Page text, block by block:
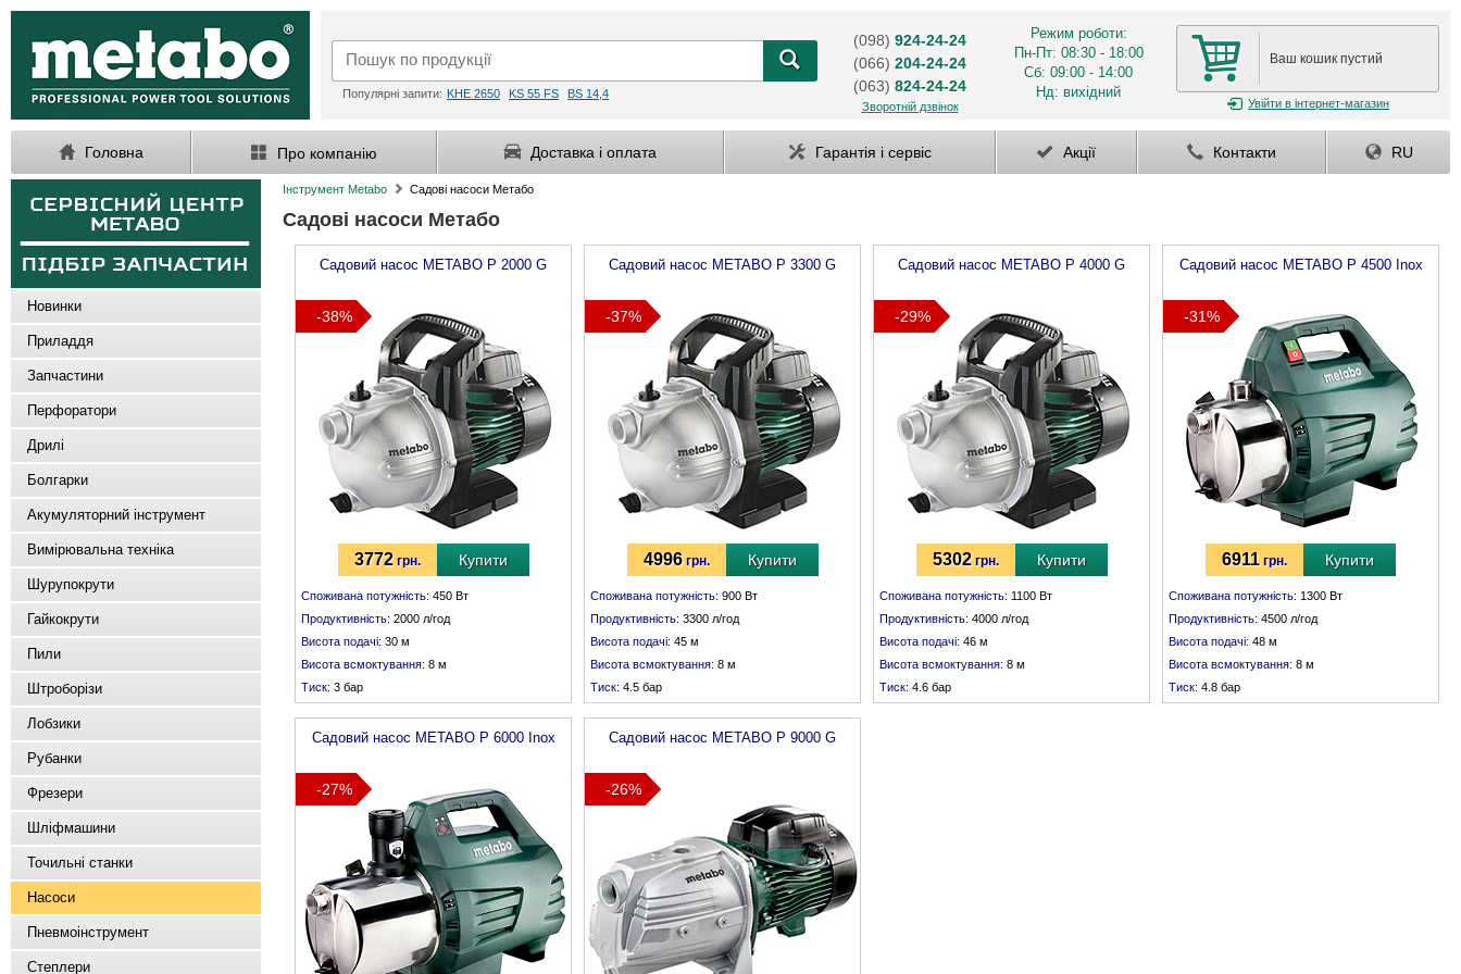
Популярні запити: KHE 2650 KS 55 FS BS 14,4
(098) 924-24-24
(066) 204-24-24
(063) 824-24-24
Зворотній дзвінок
Режим роботи:
Пн-Пт: 08:30 - 18:00
Сб: 09:00 - 14:00
Нд: вихідний
Ваш кошик пустий
Увійти в інтернет-магазин
Головна Про компанію Доставка і оплата Гарантія і сервіс Акції Контакти RU
Новинки
Приладдя
Запчастини
Перфоратори
Дрилі
Болгарки
Акумуляторний інструмент
Вимірювальна техніка
Шурупокрути
Гайкокрути
Пили
Штроборізи
Лобзики
Рубанки
Фрезери
Шліфмашини
Точильні станки
Насоси
Пневмоінструмент
Степлери
Інструмент Metabo Садові насоси Метабо
Садові насоси Метабо
Садовий насос METABO P 2000 G
-38%
3772грн. Купити
Споживана потужність: 450 Вт
Продуктивність: 2000 л/год
Висота подачі: 30 м
Висота всмоктування: 8 м
Тиск: 3 бар
Садовий насос METABO P 3300 G
-37%
4996грн. Купити
Споживана потужність: 900 Вт
Продуктивність: 3300 л/год
Висота подачі: 45 м
Висота всмоктування: 8 м
Тиск: 4.5 бар
Садовий насос METABO P 4000 G
-29%
5302грн. Купити
Споживана потужність: 1100 Вт
Продуктивність: 4000 л/год
Висота подачі: 46 м
Висота всмоктування: 8 м
Тиск: 4.6 бар
Садовий насос METABO P 4500 Inox
-31%
6911грн. Купити
Споживана потужність: 1300 Вт
Продуктивність: 4500 л/год
Висота подачі: 48 м
Висота всмоктування: 8 м
Тиск: 4.8 бар
Садовий насос METABO P 6000 Inox
-27%
Садовий насос METABO P 9000 G
-26%